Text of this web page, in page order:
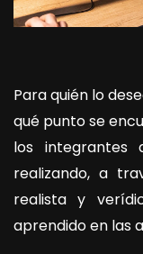
Para quién lo
qué punto se
los integrantes
realizando, a
realista y
aprendido en las